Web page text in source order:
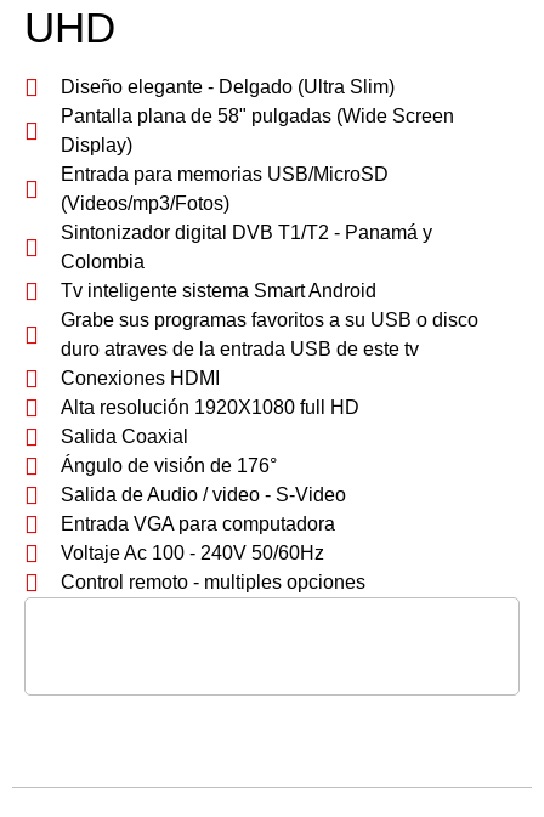
UHD
Diseño elegante - Delgado (Ultra Slim)
Pantalla plana de 58" pulgadas (Wide Screen
Display)
Entrada para memorias USB/MicroSD
(Videos/mp3/Fotos)
Sintonizador digital DVB T1/T2 - Panamá y
Colombia
Tv inteligente sistema Smart Android
Grabe sus programas favoritos a su USB o disco
duro atraves de la entrada USB de este tv
Conexiones HDMI
Alta resolución 1920X1080 full HD
Salida Coaxial
Ángulo de visión de 176°
Salida de Audio / video - S-Video
Entrada VGA para computadora
Voltaje Ac 100 - 240V 50/60Hz
Control remoto - multiples opciones